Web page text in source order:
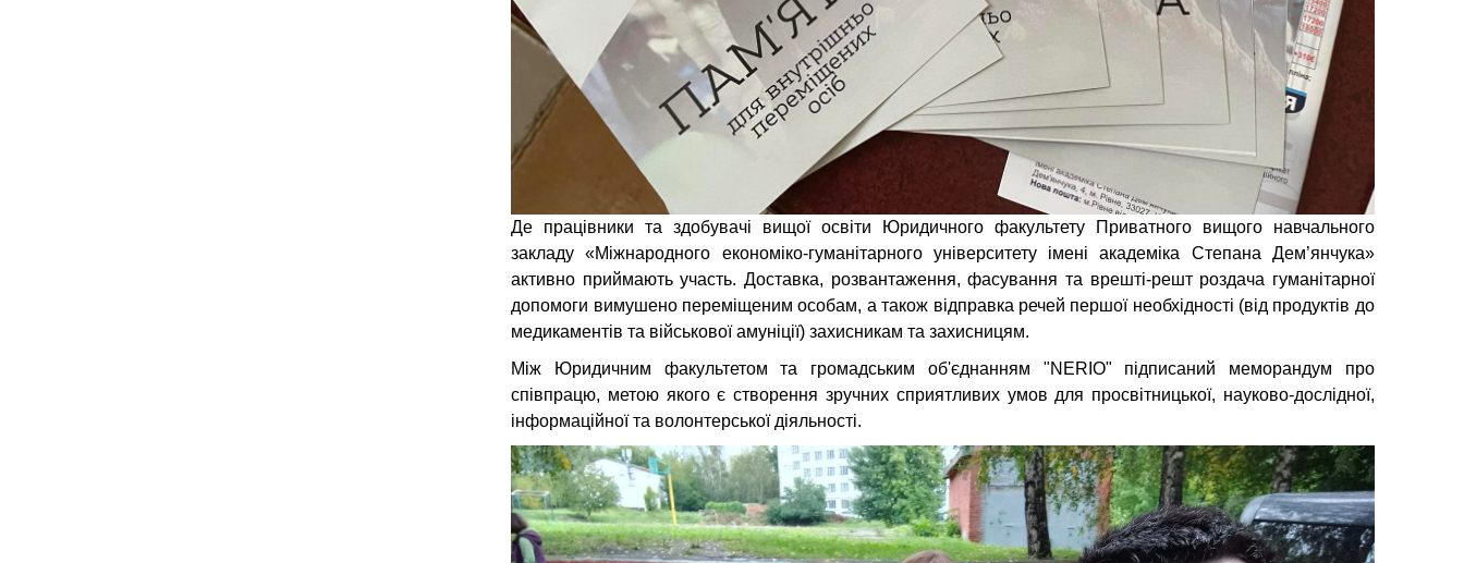
Де працівники та здобувачі вищої освіти Юридичного факультету Приватного вищого навчального
закладу «Міжнародного економіко-гуманітарного університету імені академіка Степана Дем’янчука»
активно приймають участь. Доставка, розвантаження, фасування та врешті-решт роздача гуманітарної
допомоги вимушено переміщеним особам, а також відправка речей першої необхідності (від продуктів до
медикаментів та військової амуніції) захисникам та захисницям.
Між Юридичним факультетом та громадським об'єднанням "NERIO" підписаний меморандум про
співпрацю, метою якого є створення зручних сприятливих умов для просвітницької, науково-дослідної,
інформаційної та волонтерської діяльності.